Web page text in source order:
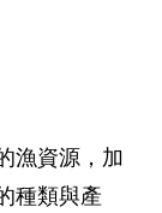
漁資源，加
種類與產